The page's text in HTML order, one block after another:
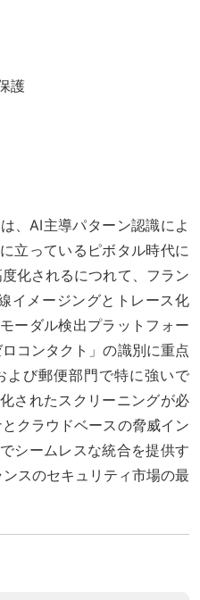
護
、AI主導パターン認識によ
立っているピボタル時代に
化されるにつれて、フラン
イメージングとトレース化
ーダル検出プラットフォー
コンタクト」の識別に重点
よび郵便部門で特に強いで
されたスクリーニングが必
クラウドベースの脅威イン
シームレスな統合を提供す
スのセキュリティ市場の最